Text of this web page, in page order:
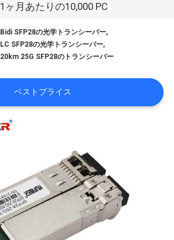
1ヶ月あたりの10,000 PC
Bidi SFP28の光学トランシーバー,
LC SFP28の光学トランシーバー,
20km 25G SFP28のトランシーバー
ベストプライス